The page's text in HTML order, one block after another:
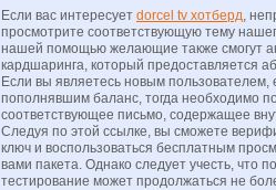
Если вас интересует dorcel tv хотберд,
просмотрите соответствующую тему
нашей помощью желающие также смогут
кардшаринга, который предоставляется
Если вы являетесь новым пользователем,
пополнявшим баланс, тогда необходимо
соответствующее письмо, содержащее
Следуя по этой ссылке, вы сможете
ключ и воспользоваться бесплатным
вами пакета. Однако следует учесть, что
тестирование может продолжаться не